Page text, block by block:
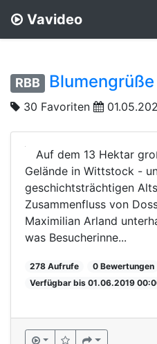
Vavideo
RBB
30 Favoriten
Auf dem 13 Hektar
Gelände in Wittstock -
geschichtsträchtigen
Zusammenfluss von
Maximilian Arland
was Besucherinne...
278 Aufrufe 0 Bewertungen
Verfügbar bis 01.06.2019